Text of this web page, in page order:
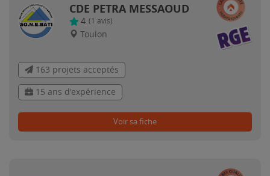
CDE PETRA MESSAOUD
4 (1 avis)
Toulon
163 projets acceptés
15 ans d'expérience
Voir sa fiche